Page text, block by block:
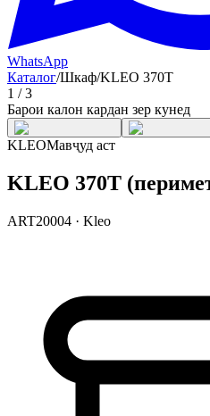
WhatsApp
Каталог/Шкаф/KLEO 370T
1 /3
Барои калон кардан зер кунед
KLEOМавҷуд аст
KLEO 370T
ART20004 · Kleo